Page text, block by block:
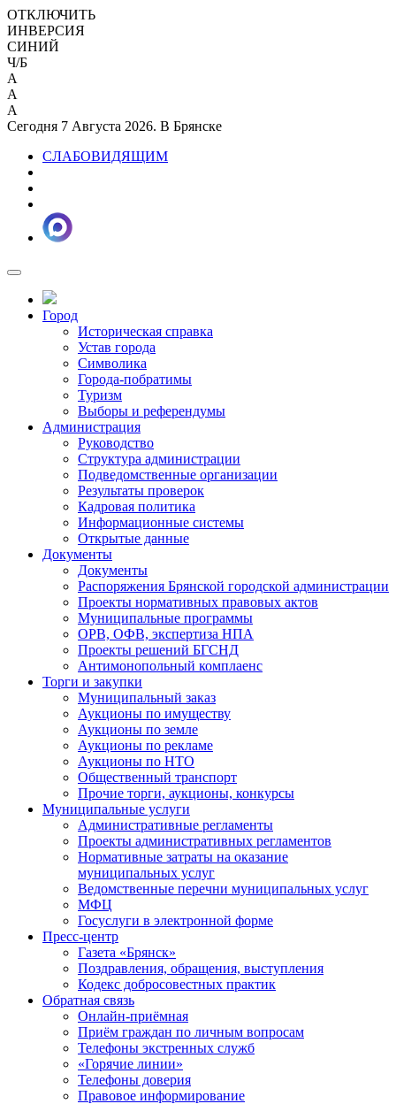
ОТКЛЮЧИТЬ
ИНВЕРСИЯ
СИНИЙ
Ч/Б
A
A
A
Сегодня 7 Августа 2026. В Брянске
СЛАБОВИДЯЩИМ
Город
Историческая справка
Устав города
Символика
Города-побратимы
Туризм
Выборы и референдумы
Администрация
Руководство
Структура администрации
Подведомственные организации
Результаты проверок
Кадровая политика
Информационные системы
Открытые данные
Документы
Документы
Распоряжения Брянской городской администрации
Проекты нормативных правовых актов
Муниципальные программы
ОРВ, ОФВ, экспертиза НПА
Проекты решений БГСНД
Антимонопольный комплаенс
Торги и закупки
Муниципальный заказ
Аукционы по имуществу
Аукционы по земле
Аукционы по рекламе
Аукционы по НТО
Общественный транспорт
Прочие торги, аукционы, конкурсы
Муниципальные услуги
Административные регламенты
Проекты административных регламентов
Нормативные затраты на оказание
муниципальных услуг
Ведомственные перечни муниципальных услуг
МФЦ
Госуслуги в электронной форме
Пресс-центр
Газета «Брянск»
Поздравления, обращения, выступления
Кодекс добросовестных практик
Обратная связь
Онлайн-приёмная
Приём граждан по личным вопросам
Телефоны экстренных служб
«Горячие линии»
Телефоны доверия
Правовое информирование